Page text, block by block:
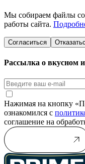
Мы собираем файлы
работы сайта.
Согласиться
Рассылка о вкусном
Нажимая на кнопку
ознакомился с
соглашение на